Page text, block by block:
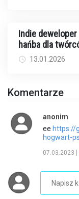
Indie
hańba dla
13.01.2026
Komentarze
anonim
ee https://
hogwart-
07.03.2023